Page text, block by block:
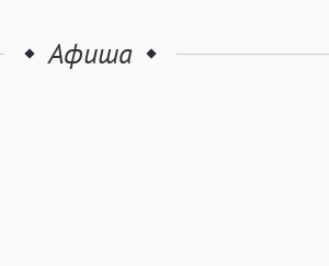
Афиша